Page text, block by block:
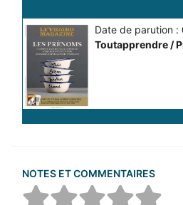
Date de parution :
Toutapprendre /
NOTES ET COMMENTAIRES